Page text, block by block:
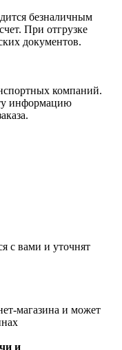
безналичным
При отгрузке
документов.
компаний.
информацию
с вами и уточнят
магазина и может
и